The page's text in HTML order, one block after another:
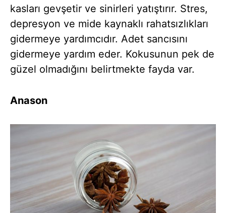
kasları gevşetir ve sinirleri yatıştırır. Stres,
depresyon ve mide kaynaklı rahatsızlıkları
gidermeye yardımcıdır. Adet sancısını
gidermeye yardım eder. Kokusunun pek de
güzel olmadığını belirtmekte fayda var.
Anason